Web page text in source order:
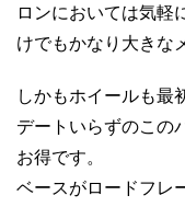
ロンにおいては気軽
けでもかなり大きな
しかもホイールも最
デートいらずのこの
お得です。
ベースがロードフレ